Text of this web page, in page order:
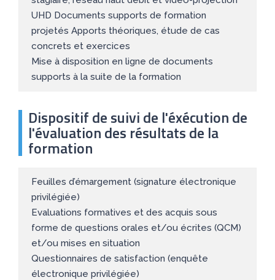
UHD Documents supports de formation
projetés Apports théoriques, étude de cas
concrets et exercices
Mise à disposition en ligne de documents
supports à la suite de la formation
Dispositif de suivi de l'éxécution de
l'évaluation des résultats de la
formation
Feuilles d’émargement (signature électronique
privilégiée)
Evaluations formatives et des acquis sous
forme de questions orales et/ou écrites (QCM)
et/ou mises en situation
Questionnaires de satisfaction (enquête
électronique privilégiée)